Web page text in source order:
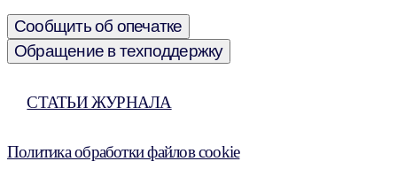
Сообщить об опечатке
Обращение в техподдержку
СТАТЬИ ЖУРНАЛА
Политика обработки файлов cookie